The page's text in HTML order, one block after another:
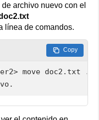
archivo nuevo con el
línea de comandos.
Copy
move doc2.txt